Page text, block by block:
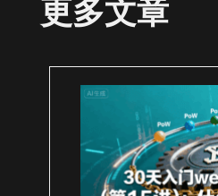
更多文章